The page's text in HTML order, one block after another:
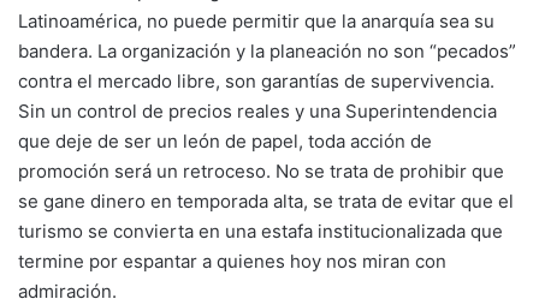
Latinoamérica, no puede permitir que la anarquía sea su
bandera. La organización y la planeación no son “pecados”
contra el mercado libre, son garantías de supervivencia.
Sin un control de precios reales y una Superintendencia
que deje de ser un león de papel, toda acción de
promoción será un retroceso. No se trata de prohibir que
se gane dinero en temporada alta, se trata de evitar que el
turismo se convierta en una estafa institucionalizada que
termine por espantar a quienes hoy nos miran con
admiración.